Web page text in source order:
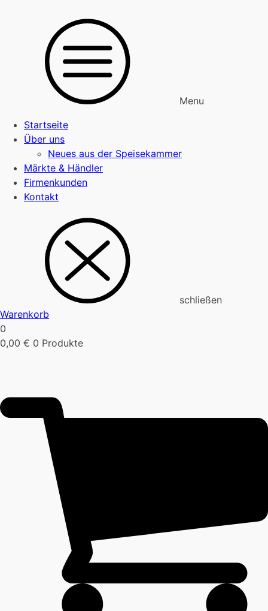
Menu
Startseite
Über uns
Neues aus der Speisekammer
Märkte & Händler
Firmenkunden
Kontakt
schließen
Warenkorb
0
0,00 € 0 Produkte